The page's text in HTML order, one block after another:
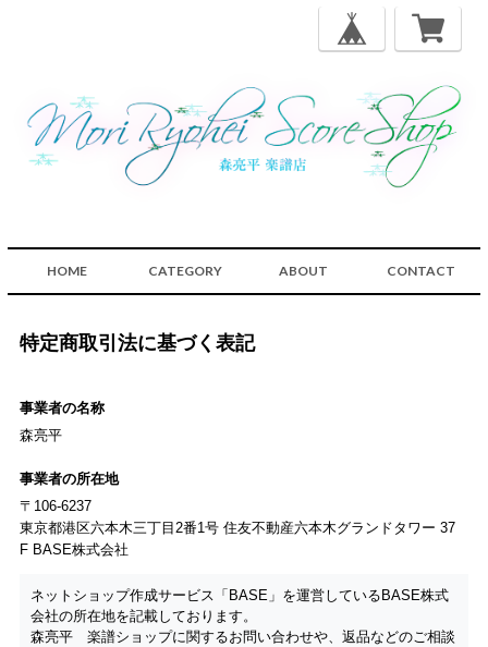
HOME CATEGORY ABOUT CONTACT
特定商取引法に基づく表記
事業者の名称
森亮平
事業者の所在地
〒106-6237
東京都港区六本木三丁目2番1号 住友不動産六本木グランドタワー 37
F BASE株式会社
ネットショップ作成サービス「BASE」を運営しているBASE株式
会社の所在地を記載しております。
森亮平 楽譜ショップに関するお問い合わせや、返品などのご相談